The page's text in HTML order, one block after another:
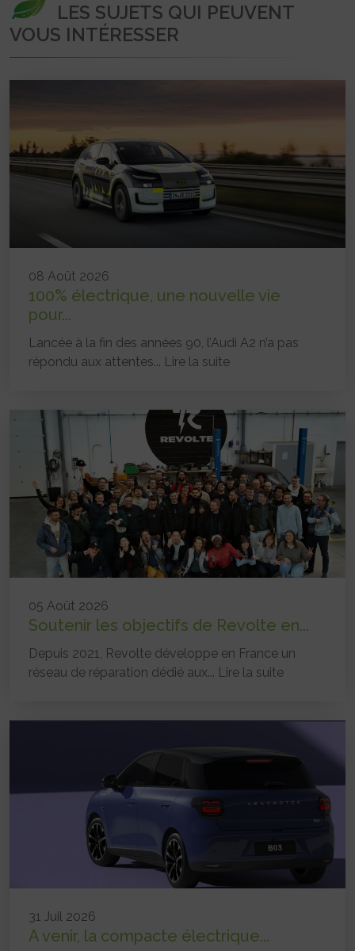
LES SUJETS QUI PEUVENT
VOUS INTÉRESSER
08 Août 2026
100% électrique, une nouvelle vie
pour...
Lancée à la fin des années 90, l’Audi A2 n’a pas
répondu aux attentes... Lire la suite
05 Août 2026
Soutenir les objectifs de Revolte en...
Depuis 2021, Revolte développe en France un
réseau de réparation dédié aux... Lire la suite
31 Juil 2026
A venir, la compacte électrique...